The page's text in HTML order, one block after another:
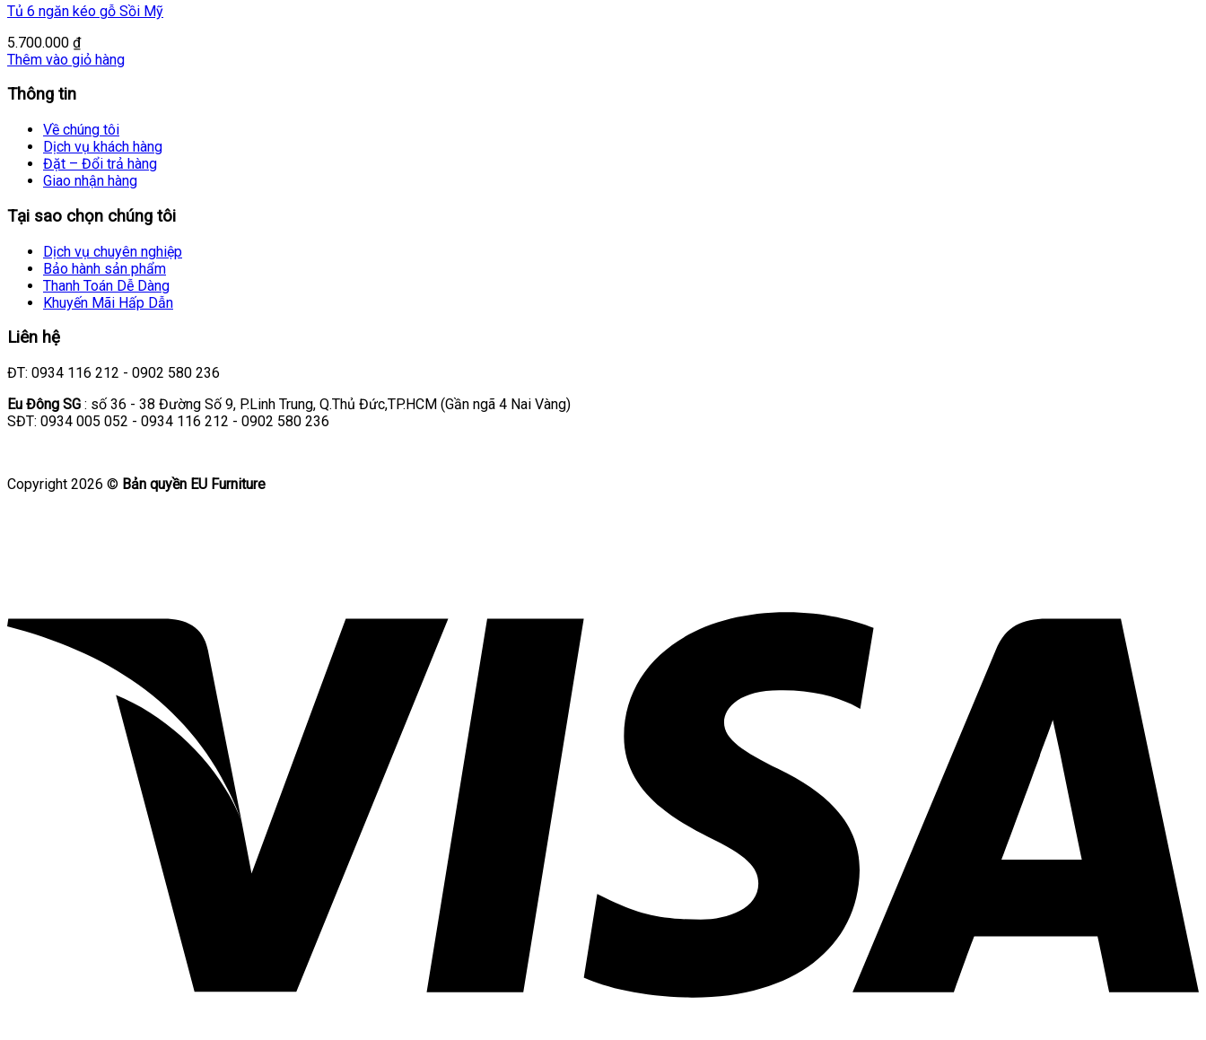
Tủ 6 ngăn kéo gỗ Sồi Mỹ
5.700.000 ₫
Thêm vào giỏ hàng
Thông tin
Về chúng tôi
Dịch vụ khách hàng
Đặt – Đổi trả hàng
Giao nhận hàng
Tại sao chọn chúng tôi
Dịch vụ chuyên nghiệp
Bảo hành sản phẩm
Thanh Toán Dễ Dàng
Khuyến Mãi Hấp Dẫn
Liên hệ
ĐT: 0934 116 212 - 0902 580 236
Eu Đông SG : số 36 - 38 Đường Số 9, P.Linh Trung, Q.Thủ Đức,TP.HCM (Gần ngã 4 Nai Vàng)
SĐT: 0934 005 052 - 0934 116 212 - 0902 580 236
Copyright 2026 © Bản quyền EU Furniture